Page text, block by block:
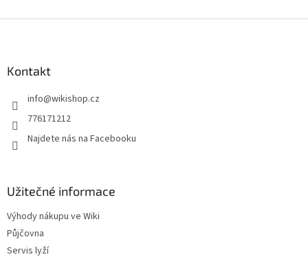
Kontakt
info@wikishop.cz
776171212
Najdete nás na Facebooku
Užitečné informace
Výhody nákupu ve Wiki
Půjčovna
Servis lyží